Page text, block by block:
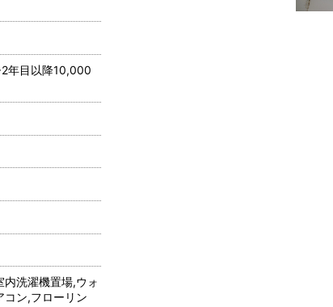
年目以降10,000
洗濯機置場,ウォ
コン,フローリン